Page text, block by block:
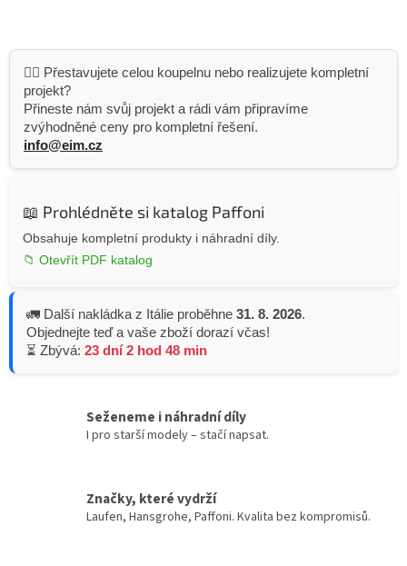
👷‍♂️ Přestavujete celou koupelnu nebo realizujete kompletní
projekt?
Přineste nám svůj projekt a rádi vám připravíme
zvýhodněné ceny pro kompletní řešení.
info@eim.cz
📖 Prohlédněte si katalog Paffoni
Obsahuje kompletní produkty i náhradní díly.
📁 Otevřít PDF katalog
🚛 Další nakládka z Itálie proběhne 31. 8. 2026.
Objednejte teď a vaše zboží dorazí včas!
⏳ Zbývá: 23 dní 2 hod 48 min
Seženeme i náhradní díly
I pro starší modely – stačí napsat.
Značky, které vydrží
Laufen, Hansgrohe, Paffoni. Kvalita bez kompromisů.